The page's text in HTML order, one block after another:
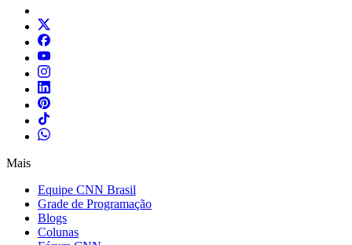
Mais
Equipe CNN Brasil
Grade de Programação
Blogs
Colunas